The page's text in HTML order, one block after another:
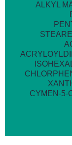
ALKYL
CYMEN-5-